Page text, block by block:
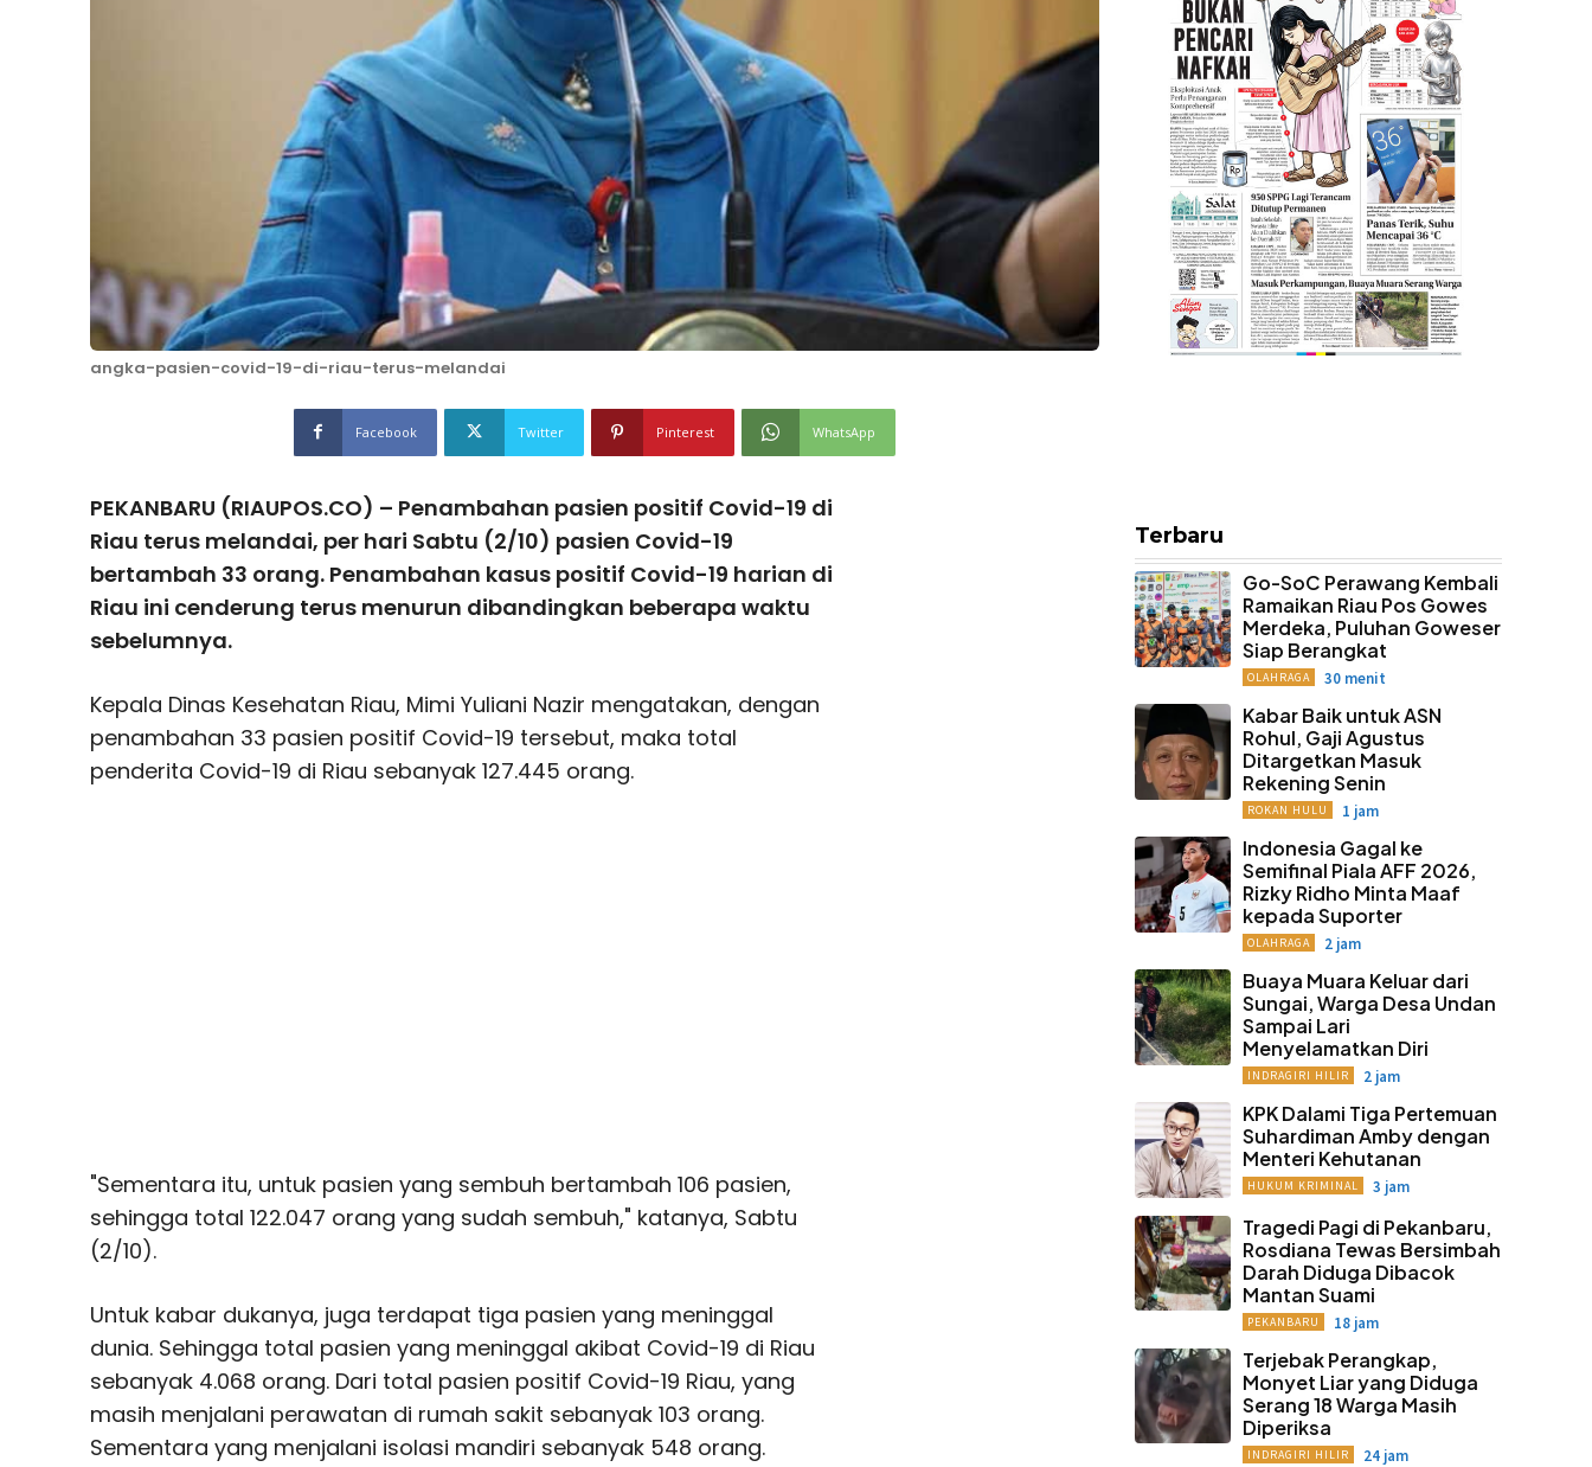
angka-pasien-covid-19-di-riau-terus-melandai
Facebook Twitter Pinterest WhatsApp
PEKANBARU (RIAUPOS.CO) – Penambahan pasien positif Covid-19 di
Riau terus melandai, per hari Sabtu (2/10) pasien Covid-19
bertambah 33 orang. Penambahan kasus positif Covid-19 harian di
Riau ini cenderung terus menurun dibandingkan beberapa waktu
sebelumnya.
Kepala Dinas Kesehatan Riau, Mimi Yuliani Nazir mengatakan, dengan
penambahan 33 pasien positif Covid-19 tersebut, maka total
penderita Covid-19 di Riau sebanyak 127.445 orang.
"Sementara itu, untuk pasien yang sembuh bertambah 106 pasien,
sehingga total 122.047 orang yang sudah sembuh," katanya, Sabtu
(2/10).
Untuk kabar dukanya, juga terdapat tiga pasien yang meninggal
dunia. Sehingga total pasien yang meninggal akibat Covid-19 di Riau
sebanyak 4.068 orang. Dari total pasien positif Covid-19 Riau, yang
masih menjalani perawatan di rumah sakit sebanyak 103 orang.
Sementara yang menjalani isolasi mandiri sebanyak 548 orang.
Terbaru
Go-SoC Perawang Kembali
Ramaikan Riau Pos Gowes
Merdeka, Puluhan Goweser
Siap Berangkat
OLAHRAGA 30 menit
Kabar Baik untuk ASN
Rohul, Gaji Agustus
Ditargetkan Masuk
Rekening Senin
ROKAN HULU 1 jam
Indonesia Gagal ke
Semifinal Piala AFF 2026,
Rizky Ridho Minta Maaf
kepada Suporter
OLAHRAGA 2 jam
Buaya Muara Keluar dari
Sungai, Warga Desa Undan
Sampai Lari
Menyelamatkan Diri
INDRAGIRI HILIR 2 jam
KPK Dalami Tiga Pertemuan
Suhardiman Amby dengan
Menteri Kehutanan
HUKUM KRIMINAL 3 jam
Tragedi Pagi di Pekanbaru,
Rosdiana Tewas Bersimbah
Darah Diduga Dibacok
Mantan Suami
PEKANBARU 18 jam
Terjebak Perangkap,
Monyet Liar yang Diduga
Serang 18 Warga Masih
Diperiksa
INDRAGIRI HILIR 24 jam